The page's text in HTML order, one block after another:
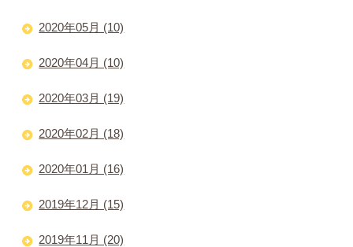
2020年05月 (10)
2020年04月 (10)
2020年03月 (19)
2020年02月 (18)
2020年01月 (16)
2019年12月 (15)
2019年11月 (20)